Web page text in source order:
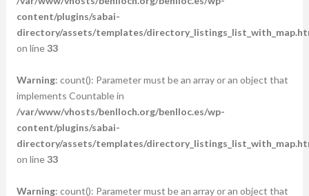
content/plugins/sabai-
directory/assets/templates/
on line33
Warning: count(): Parameter must be an array or an object that
implements Countable in
/var/www/vhosts/benlloch.org/benlloc.es/wp-
content/plugins/sabai-
directory/assets/templates/
on line33
Warning: count(): Parameter must be an array or an object that